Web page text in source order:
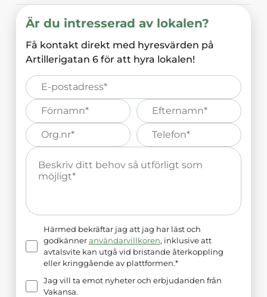
Är du intresserad av lokalen?
Få kontakt direkt med hyresvärden på
Artillerigatan 6 för att hyra lokalen!
E-
post*
Förnamn*
Efternamn*
Organisations
nummer*
Telefonnummer*
Meddelande*
Härmed bekräftar jag att jag har läst och
godkänner användarvillkoren, inklusive att
avtalsvite kan utgå vid bristande återkoppling
eller kringgående av plattformen.*
Jag vill ta emot nyheter och erbjudanden från
Vakansa.